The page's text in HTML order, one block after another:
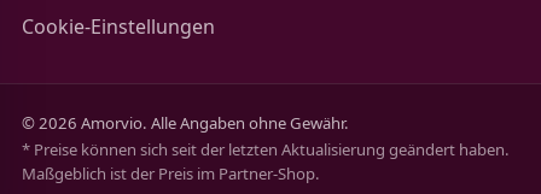
Cookie-Einstellungen
© 2026 Amorvio. Alle Angaben ohne Gewähr.
* Preise können sich seit der letzten Aktualisierung geändert haben.
Maßgeblich ist der Preis im Partner-Shop.